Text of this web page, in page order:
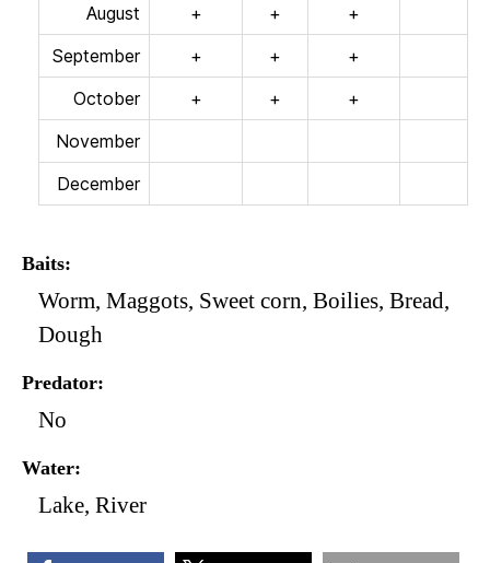
August
+ +
+
September
+ +
+
October
+ +
+
November
December
Baits
Worm, Maggots, Sweet corn, Boilies, Bread,
Dough
Predator
No
Water
Lake, River